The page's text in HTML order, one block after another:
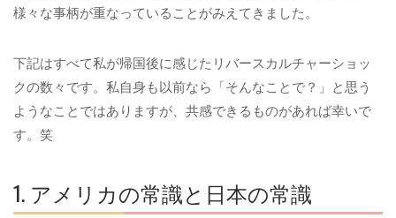
様々な事柄が重なっていることがみえてきました。
下記はすべて私が帰国後に感じたリバースカルチャーショッ
クの数々です。私自身も以前なら「そんなことで？」と思う
ようなことではありますが、共感できるものがあれば幸いで
す。笑
1. アメリカの常識と日本の常識